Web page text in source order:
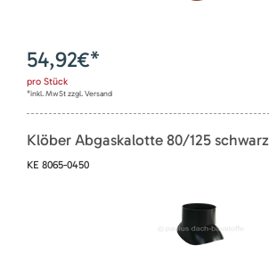
54,92€*
pro Stück
*inkl. MwSt zzgl. Versand
Klöber Abgaskalotte 80/125 schwarz
KE 8065-0450